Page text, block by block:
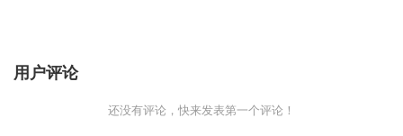
荒诞甚至色情、暴力等违法和不良信息，“给广大网民特别
用户评论
还没有评论，快来发表第一个评论！